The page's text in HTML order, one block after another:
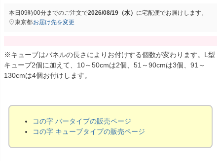
本日09時00分までのご注文で2026/08/19（水） に宅配便でお届けします。
東京都お届け先を変更
※キューブはパネルの長さによりお付けする個数が変わります。L型
キューブ2個に加えて、10～50cmは2個、51～90cmは3個、91～
130cmは4個お付けします。
コの字 バータイプの販売ページ
コの字 キューブタイプの販売ページ